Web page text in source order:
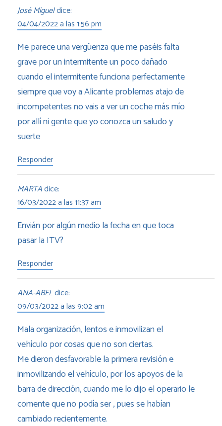
José Migueldice:
04/04/2022 a las 1:56 pm
Me parece una vergüenza que me paséis falta
grave por un intermitente un poco dañado
cuando el intermitente funciona perfectamente
siempre que voy a Alicante problemas atajo de
incompetentes no vais a ver un coche más mío
por allí ni gente que yo conozca un saludo y
suerte
Responder
MARTAdice:
16/03/2022 a las 11:37 am
Envián por algún medio la fecha en que toca
pasar la ITV?
Responder
ANA-ABELdice:
09/03/2022 a las 9:02 am
Mala organización, lentos e inmovilizan el
vehículo por cosas que no son ciertas.
Me dieron desfavorable la primera revisión e
inmovilizando el vehículo, por los apoyos de la
barra de dirección, cuando me lo dijo el operario le
comente que no podía ser , pues se habían
cambiado recientemente.